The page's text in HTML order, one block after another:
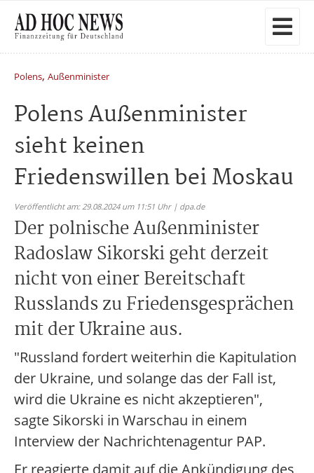
Polens, Außenminister
Polens Außenminister
sieht keinen
Friedenswillen bei Moskau
Veröffentlicht am: 29.08.2024 um 11:51 Uhr | dpa.de
Der polnische Außenminister
Radoslaw Sikorski geht derzeit
nicht von einer Bereitschaft
Russlands zu Friedensgesprächen
mit der Ukraine aus.
"Russland fordert weiterhin die Kapitulation
der Ukraine, und solange das der Fall ist,
wird die Ukraine es nicht akzeptieren",
sagte Sikorski in Warschau in einem
Interview der Nachrichtenagentur PAP.
Er reagierte damit auf die Ankündigung des